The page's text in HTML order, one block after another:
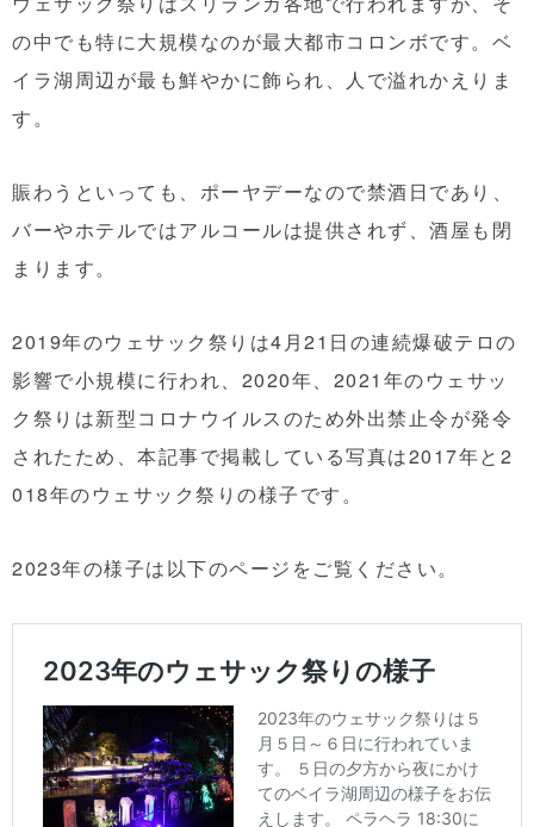
の中でも特に大規模なのが最大都市コロンボです。ベ
イラ湖周辺が最も鮮やかに飾られ、人で溢れかえりま
す。
賑わうといっても、ポーヤデーなので禁酒日であり、
バーやホテルではアルコールは提供されず、酒屋も閉
まります。
2019年のウェサック祭りは4月21日の連続爆破テロの
影響で小規模に行われ、2020年、2021年のウェサッ
ク祭りは新型コロナウイルスのため外出禁止令が発令
されたため、本記事で掲載している写真は2017年と2
018年のウェサック祭りの様子です。
2023年の様子は以下のページをご覧ください。